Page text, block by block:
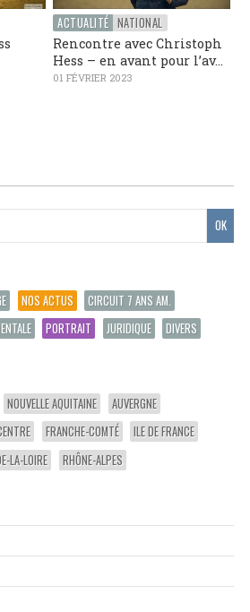
ACTUALITÉ NATIONAL
Rencontre avec Christoph
Hess – en avant pour l’av...
01 FÉVRIER 2023
NOS ACTUS
CIRCUIT 7 ANS AM.
PORTRAIT JURIDIQUE DIVERS
NOUVELLE AQUITAINE
AUVERGNE
FRANCHE-COMTÉ
ILE DE FRANCE
LA-LOIRE RHÔNE-ALPES